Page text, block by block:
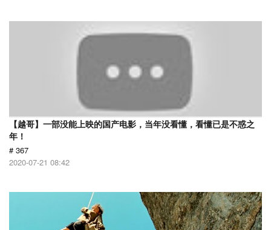
【越哥】一部没能上映的国产电影，当年没看懂，看懂已是不惑之
年！
# 367
2020-07-21 08:42